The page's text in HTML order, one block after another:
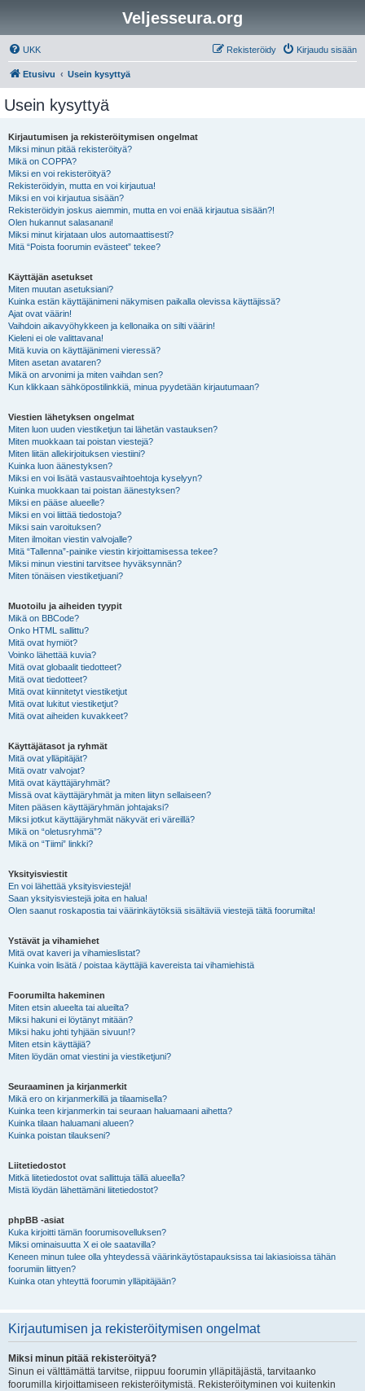
Veljesseura.org
UKK Kirjaudu sisään
Rekisteröidy
Etusivu Usein kysyttyä
Usein kysyttyä
Kirjautumisen ja rekisteröitymisen ongelmat
Miksi minun pitää rekisteröityä?
Mikä on COPPA?
Miksi en voi rekisteröityä?
Rekisteröidyin, mutta en voi kirjautua!
Miksi en voi kirjautua sisään?
Rekisteröidyin joskus aiemmin, mutta en voi enää kirjautua sisään?!
Olen hukannut salasanani!
Miksi minut kirjataan ulos automaattisesti?
Mitä “Poista foorumin evästeet” tekee?
Käyttäjän asetukset
Miten muutan asetuksiani?
Kuinka estän käyttäjänimeni näkymisen paikalla olevissa käyttäjissä?
Ajat ovat väärin!
Vaihdoin aikavyöhykkeen ja kellonaika on silti väärin!
Kieleni ei ole valittavana!
Mitä kuvia on käyttäjänimeni vieressä?
Miten asetan avataren?
Mikä on arvonimi ja miten vaihdan sen?
Kun klikkaan sähköpostilinkkiä, minua pyydetään kirjautumaan?
Viestien lähetyksen ongelmat
Miten luon uuden viestiketjun tai lähetän vastauksen?
Miten muokkaan tai poistan viestejä?
Miten liitän allekirjoituksen viestiini?
Kuinka luon äänestyksen?
Miksi en voi lisätä vastausvaihtoehtoja kyselyyn?
Kuinka muokkaan tai poistan äänestyksen?
Miksi en pääse alueelle?
Miksi en voi liittää tiedostoja?
Miksi sain varoituksen?
Miten ilmoitan viestin valvojalle?
Mitä “Tallenna”-painike viestin kirjoittamisessa tekee?
Miksi minun viestini tarvitsee hyväksynnän?
Miten tönäisen viestiketjuani?
Muotoilu ja aiheiden tyypit
Mikä on BBCode?
Onko HTML sallittu?
Mitä ovat hymiöt?
Voinko lähettää kuvia?
Mitä ovat globaalit tiedotteet?
Mitä ovat tiedotteet?
Mitä ovat kiinnitetyt viestiketjut
Mitä ovat lukitut viestiketjut?
Mitä ovat aiheiden kuvakkeet?
Käyttäjätasot ja ryhmät
Mitä ovat ylläpitäjät?
Mitä ovatr valvojat?
Mitä ovat käyttäjäryhmät?
Missä ovat käyttäjäryhmät ja miten liityn sellaiseen?
Miten pääsen käyttäjäryhmän johtajaksi?
Miksi jotkut käyttäjäryhmät näkyvät eri väreillä?
Mikä on “oletusryhmä”?
Mikä on “Tiimi” linkki?
Yksityisviestit
En voi lähettää yksityisviestejä!
Saan yksityisviestejä joita en halua!
Olen saanut roskapostia tai väärinkäytöksiä sisältäviä viestejä tältä foorumilta!
Ystävät ja vihamiehet
Mitä ovat kaveri ja vihamieslistat?
Kuinka voin lisätä / poistaa käyttäjiä kavereista tai vihamiehistä
Foorumilta hakeminen
Miten etsin alueelta tai alueilta?
Miksi hakuni ei löytänyt mitään?
Miksi haku johti tyhjään sivuun!?
Miten etsin käyttäjiä?
Miten löydän omat viestini ja viestiketjuni?
Seuraaminen ja kirjanmerkit
Mikä ero on kirjanmerkillä ja tilaamisella?
Kuinka teen kirjanmerkin tai seuraan haluamaani aihetta?
Kuinka tilaan haluamani alueen?
Kuinka poistan tilaukseni?
Liitetiedostot
Mitkä liitetiedostot ovat sallittuja tällä alueella?
Mistä löydän lähettämäni liitetiedostot?
phpBB -asiat
Kuka kirjoitti tämän foorumisovelluksen?
Miksi ominaisuutta X ei ole saatavilla?
Keneen minun tulee olla yhteydessä väärinkäytöstapauksissa tai lakiasioissa tähän
foorumiin liittyen?
Kuinka otan yhteyttä foorumin ylläpitäjään?
Kirjautumisen ja rekisteröitymisen ongelmat
Miksi minun pitää rekisteröityä?
Sinun ei välttämättä tarvitse, riippuu foorumin ylläpitäjästä, tarvitaanko
foorumilla kirjoittamiseen rekisteröitymistä. Rekisteröityminen voi kuitenkin